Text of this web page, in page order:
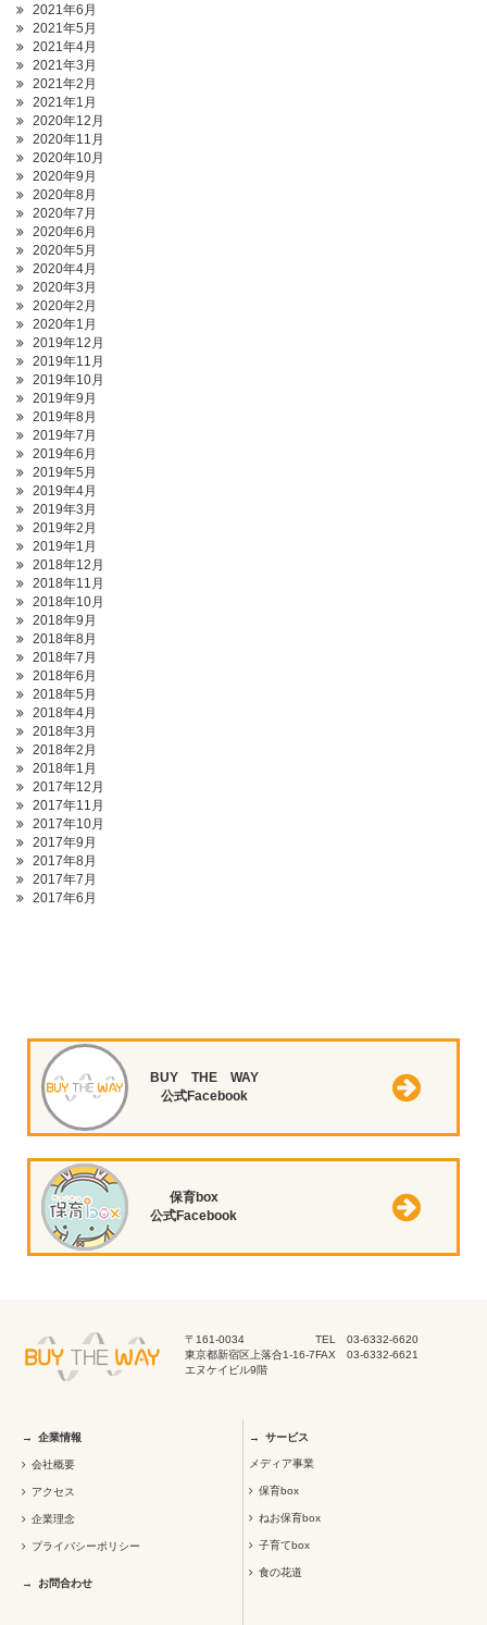
2021年6月
2021年5月
2021年4月
2021年3月
2021年2月
2021年1月
2020年12月
2020年11月
2020年10月
2020年9月
2020年8月
2020年7月
2020年6月
2020年5月
2020年4月
2020年3月
2020年2月
2020年1月
2019年12月
2019年11月
2019年10月
2019年9月
2019年8月
2019年7月
2019年6月
2019年5月
2019年4月
2019年3月
2019年2月
2019年1月
2018年12月
2018年11月
2018年10月
2018年9月
2018年8月
2018年7月
2018年6月
2018年5月
2018年4月
2018年3月
2018年2月
2018年1月
2017年12月
2017年11月
2017年10月
2017年9月
2017年8月
2017年7月
2017年6月
BUY THE WAY
公式Facebook
保育box
公式Facebook
〒161-0034
東京都新宿区上落合1-16-7
エヌケイビル9階
TEL 03-6332-6620
FAX 03-6332-6621
企業情報
会社概要
アクセス
企業理念
プライバシーポリシー
お問合わせ
サービス
メディア事業
保育box
ねお保育box
子育てbox
食の花道